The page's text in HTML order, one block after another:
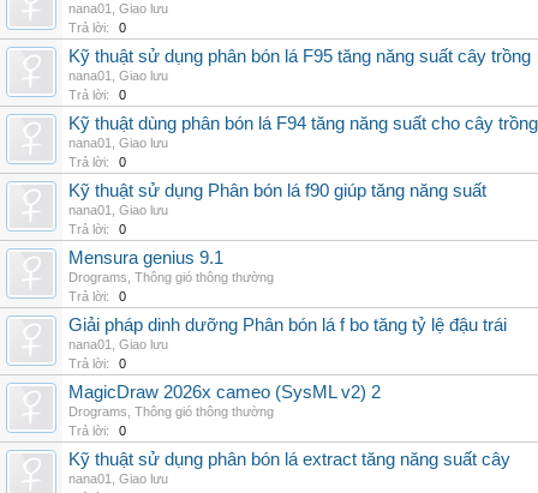
nana01
Giao lưu
Trả lời:
0
Kỹ thuật sử dụng phân bón lá F95 tăng năng suất cây trồng
nana01
Giao lưu
Trả lời:
0
Kỹ thuật dùng phân bón lá F94 tăng năng suất cho cây trồng
nana01
Giao lưu
Trả lời:
0
Kỹ thuật sử dụng Phân bón lá f90 giúp tăng năng suất
nana01
Giao lưu
Trả lời:
0
Mensura genius 9.1
Drograms Thông gió thông thường
Trả lời:
0
Giải pháp dinh dưỡng Phân bón lá f bo tăng tỷ lệ đậu trái
nana01
Giao lưu
Trả lời:
0
MagicDraw 2026x cameo (SysML v2) 2
Drograms Thông gió thông thường
Trả lời:
0
Kỹ thuật sử dụng phân bón lá extract tăng năng suất cây
nana01
Giao lưu